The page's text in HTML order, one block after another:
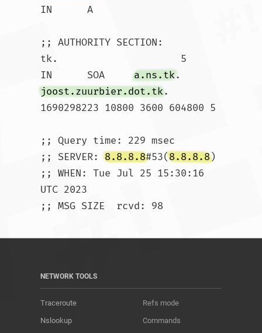
IN	A
;; AUTHORITY SECTION:
tk.			5
IN	SOA a.ns.tk.
joost.zuurbier.dot.tk.
1690298223 10800 3600 604800 5
;; Query time: 229 msec
;; SERVER: 8.8.8.8#53(8.8.8.8)
;; WHEN: Tue Jul 25 15:30:16
UTC 2023
NETWORK TOOLS
Traceroute
Nslookup
Refs mode
Commands